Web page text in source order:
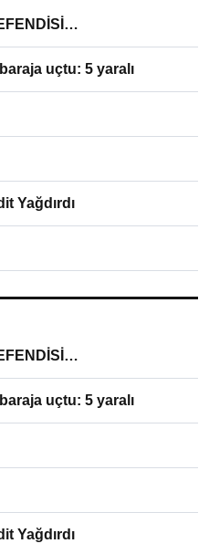
uçtu: 5 yaralı
Yağdırdı
uçtu: 5 yaralı
Yağdırdı